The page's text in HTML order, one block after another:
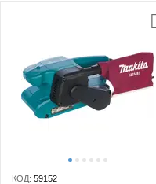
КОД: 59152